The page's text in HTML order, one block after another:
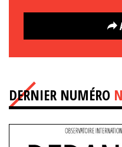
DERNIER NUMÉRO